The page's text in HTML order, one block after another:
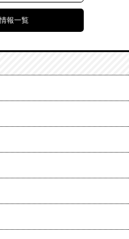
報一覧